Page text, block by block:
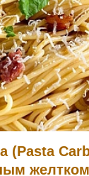
(Pasta